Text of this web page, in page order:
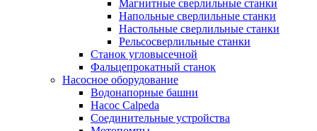
Магнитные сверлильные станки
Напольные сверлильные станки
Настольные сверлильные станки
Рельсосверлильные станки
Станок угловысечной
Фальцепрокатный станок
Насосное оборудование
Водонапорные башни
Насос Calpeda
Соединительные устройства